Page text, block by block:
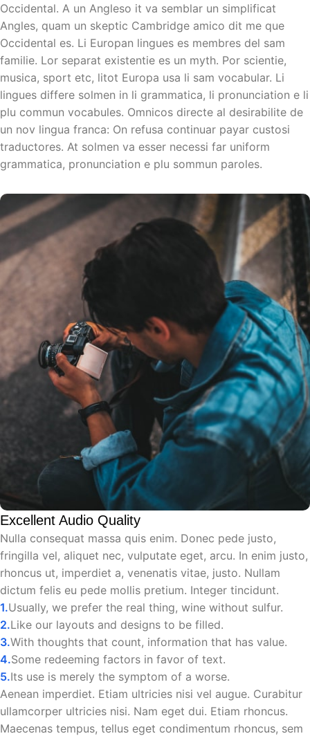
Occidental. A un Angleso it va semblar un simplificat
Angles, quam un skeptic Cambridge amico dit me que
Occidental es. Li Europan lingues es membres del sam
familie. Lor separat existentie es un myth. Por scientie,
musica, sport etc, litot Europa usa li sam vocabular. Li
lingues differe solmen in li grammatica, li pronunciation e li
plu commun vocabules. Omnicos directe al desirabilite de
un nov lingua franca: On refusa continuar payar custosi
traductores. At solmen va esser necessi far uniform
grammatica, pronunciation e plu sommun paroles.
Excellent Audio Quality
Nulla consequat massa quis enim. Donec pede justo,
fringilla vel, aliquet nec, vulputate eget, arcu. In enim justo,
rhoncus ut, imperdiet a, venenatis vitae, justo. Nullam
dictum felis eu pede mollis pretium. Integer tincidunt.
Usually, we prefer the real thing, wine without sulfur.
Like our layouts and designs to be filled.
With thoughts that count, information that has value.
Some redeeming factors in favor of text.
Its use is merely the symptom of a worse.
Aenean imperdiet. Etiam ultricies nisi vel augue. Curabitur
ullamcorper ultricies nisi. Nam eget dui. Etiam rhoncus.
Maecenas tempus, tellus eget condimentum rhoncus, sem